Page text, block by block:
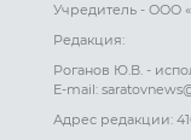
Учредитель - ООО
Редакция:
Роганов Ю.В. -
E-mail:
Адрес редакции: